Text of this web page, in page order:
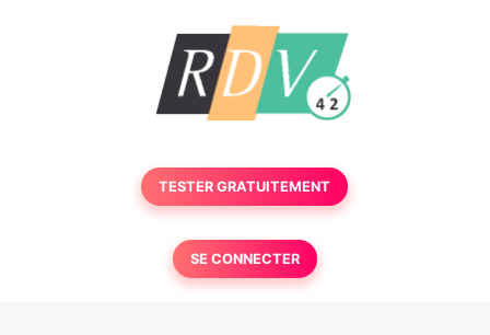
TESTER GRATUITEMENT
SE CONNECTER